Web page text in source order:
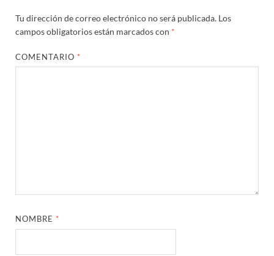
Tu dirección de correo electrónico no será publicada. Los
campos obligatorios están marcados con *
COMENTARIO *
NOMBRE *